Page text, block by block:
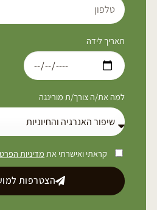
תאריך לידה
למה את/ה צורך/ת מורינגה
קראתי ואישרתי את מדיניות
הצטרפות